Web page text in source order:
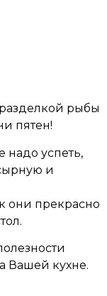
рыбы
пятен!
надо успеть,
и
они прекрасно
Вашей кухне.